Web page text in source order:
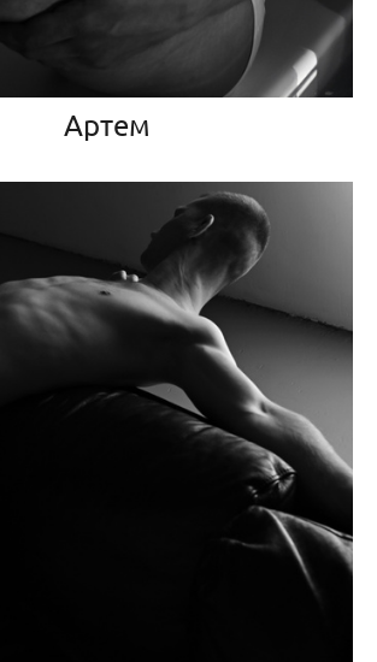
Артем